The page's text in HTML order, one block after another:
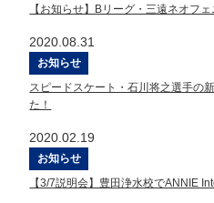
【お知らせ】Bリーグ・三遠ネオフ
2020.08.31
お知らせ
スピードスケート・石川将之選手の
た！
2020.02.19
お知らせ
【3/7説明会】豊田浄水校でANNIE